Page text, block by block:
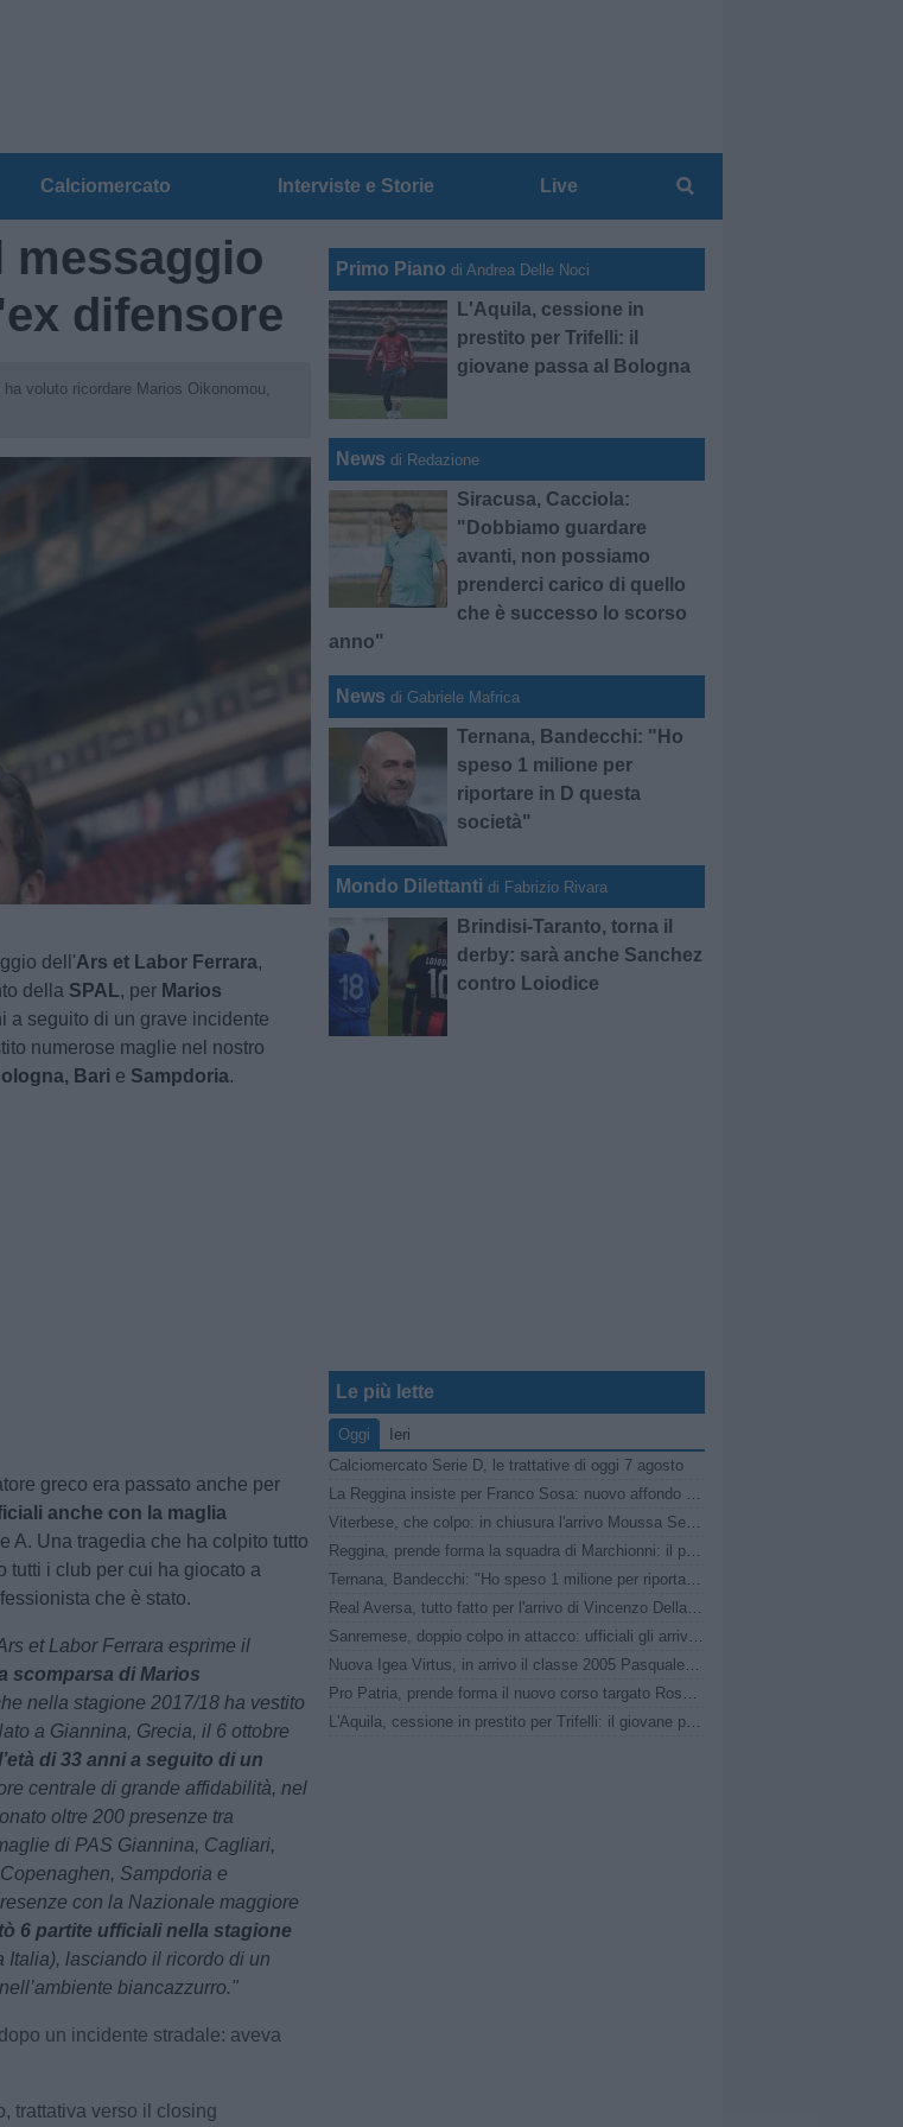
Calciomercato Interviste e Storie Live
messaggio
difensore
voluto ricordare Marios Oikonomou,
dell'Ars et Labor Ferrara,
della SPAL, per Marios
a seguito di un grave incidente
numerose maglie nel nostro
Bari e Sampdoria.
greco era passato anche per
anche con la maglia
A. Una tragedia che ha colpito tutto
tutti i club per cui ha giocato a
che è stato.
et Labor Ferrara esprime il
scomparsa di Marios
nella stagione 2017/18 ha vestito
a Giannina, Grecia, il 6 ottobre
di 33 anni a seguito di un
centrale di grande affidabilità, nel
oltre 200 presenze tra
di PAS Giannina, Cagliari,
Sampdoria e
con la Nazionale maggiore
6 partite ufficiali nella stagione
Italia), lasciando il ricordo di un
biancazzurro."
un incidente stradale: aveva
trattativa verso il closing
Primo Piano di Andrea Delle Noci
L'Aquila, cessione in
prestito per Trifelli: il
giovane passa al Bologna
News di Redazione
Siracusa, Cacciola:
"Dobbiamo guardare
avanti, non possiamo
prenderci carico di quello
che è successo lo scorso
anno"
News di Gabriele Mafrica
Ternana, Bandecchi: "Ho
speso 1 milione per
riportare in D questa
società"
Mondo Dilettanti di Fabrizio Rivara
Brindisi-Taranto, torna il
derby: sarà anche Sanchez
contro Loiodice
Le più lette
Oggi
Ieri
Calciomercato Serie D, le trattative di oggi 7 agosto
La Reggina insiste per Franco Sosa: nuovo affondo del club amaranto
Viterbese, che colpo: in chiusura l'arrivo Moussa Seck Ndoye dal Livorno
Reggina, prende forma la squadra di Marchionni: il punto sul mercato
Ternana, Bandecchi: "Ho speso 1 milione per riportare in D questa società"
Real Aversa, tutto fatto per l'arrivo di Vincenzo Della Pietra
Sanremese, doppio colpo in attacco: ufficiali gli arrivi di Ganz e Klimavičius
Nuova Igea Virtus, in arrivo il classe 2005 Pasquale Faccetti
Pro Patria, prende forma il nuovo corso targato Rosanna Zema: la conferenza stampa
L'Aquila, cessione in prestito per Trifelli: il giovane passa al Bologna